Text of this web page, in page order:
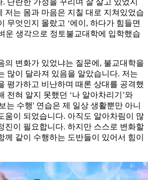
저는 몸과 마음은 지칠 대로 지쳐있었습
무엇인지 몰랐고 ‘에이, 하다가 힘들면
운 생각으로 정토불교대학에 입학했습
의 변화가 있었냐는 질문에, 불교대학을
많이 달라져 있음을 알았습니다. 저는
평가하고 비난하며 때론 상대를 공격했
전혀 알지 못했던 ‘나 알아차리기’와
는 수행' 연습은 제 일상 생활뿐만 아니
움이 되었습니다. 아직도 알아차림이 많
진이 필요합니다. 하지만 스스로 변화할
께 같이 수행하는 도반들이 있어서 힘이